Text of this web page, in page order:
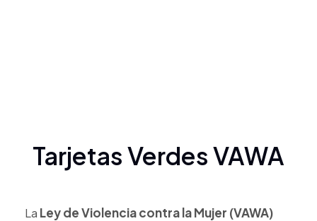
Tarjetas Verdes VAWA
La Ley de Violencia contra la Mujer (VAWA)